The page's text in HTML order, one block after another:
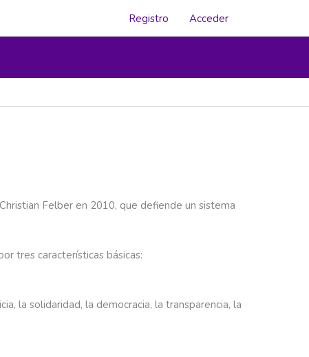
Registro Acceder
Felber en 2010, que defiende un sistema
tres características básicas:
la solidaridad, la democracia, la transparencia, la